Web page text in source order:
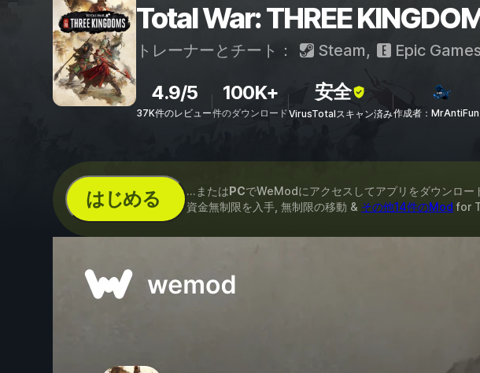
Total War: THREE
トレーナーとチート： Steam, Epic Games
4.9/5
37K件のレビュー
100K+
件のダウンロード
安全
VirusTotalスキャン済み作成者：
はじめる ...またはPCでWeModにアクセスしてアプリをダウンロー
資金無制限を入手, 無制限の移動 & その他14件のMod for